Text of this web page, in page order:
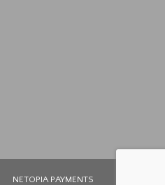
NETOPIA PAYMENTS